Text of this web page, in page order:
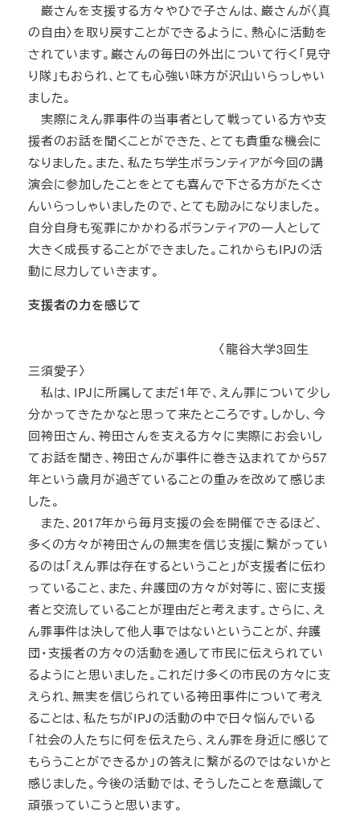
巌さんを支援する方々やひで子さんは、巌さんが〈真
の自由〉を取り戻すことができるように、熱心に活動を
されています。巌さんの毎日の外出について行く「見守
り隊」もおられ、とても心強い味方が沢山いらっしゃい
ました。
実際にえん罪事件の当事者として戦っている方や支
援者のお話を聞くことができた、とても貴重な機会に
なりました。また、私たち学生ボランティアが今回の講
演会に参加したことをとても喜んで下さる方がたくさ
んいらっしゃいましたので、とても励みになりました。
自分自身も冤罪にかかわるボランティアの一人として
大きく成長することができました。これからもIPJの活
動に尽力していきます。
支援者の力を感じて
〈龍谷大学3回生
三須愛子〉
私は、IPJに所属してまだ1年で、えん罪について少し
分かってきたかなと思って来たところです。しかし、今
回袴田さん、袴田さんを支える方々に実際にお会いし
てお話を聞き、袴田さんが事件に巻き込まれてから57
年という歳月が過ぎていることの重みを改めて感じま
した。
また、2017年から毎月支援の会を開催できるほど、
多くの方々が袴田さんの無実を信じ支援に繋がってい
るのは「えん罪は存在するということ」が支援者に伝わ
っていること、また、弁護団の方々が対等に、密に支援
者と交流していることが理由だと考えます。さらに、え
ん罪事件は決して他人事ではないということが、弁護
団・支援者の方々の活動を通して市民に伝えられてい
るようにと思いました。これだけ多くの市民の方々に支
えられ、無実を信じられている袴田事件について考え
ることは、私たちがIPJの活動の中で日々悩んでいる
「社会の人たちに何を伝えたら、えん罪を身近に感じて
もらうことができるか」の答えに繋がるのではないかと
感じました。今後の活動では、そうしたことを意識して
頑張っていこうと思います。